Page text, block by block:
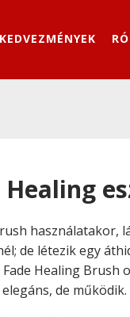
KEDVEZMÉNYEK
használatakor,
de létezik egy
Healing
de működik.